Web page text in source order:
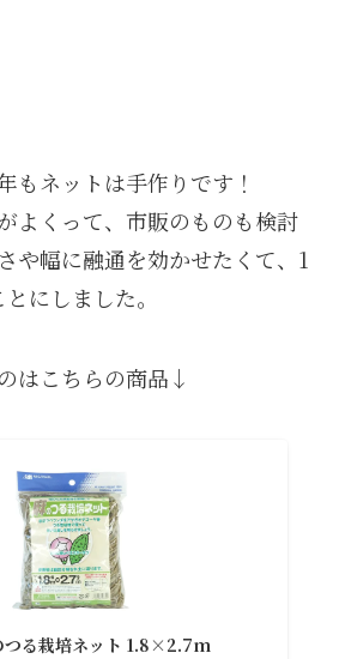
もネットは手作りです！
よくって、市販のものも検討
や幅に融通を効かせたくて、1
にしました。
はこちらの商品↓
つる栽培ネット 1.8×2.7m